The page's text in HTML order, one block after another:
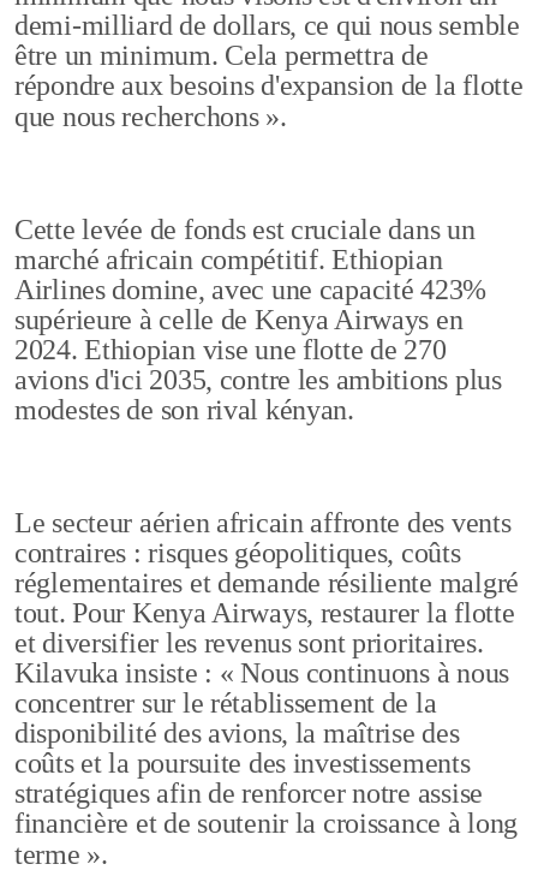
demi-milliard de dollars, ce qui nous semble
être un minimum. Cela permettra de
répondre aux besoins d'expansion de la flotte
que nous recherchons ».
Cette levée de fonds est cruciale dans un
marché africain compétitif. Ethiopian
Airlines domine, avec une capacité 423%
supérieure à celle de Kenya Airways en
2024. Ethiopian vise une flotte de 270
avions d'ici 2035, contre les ambitions plus
modestes de son rival kényan.
Le secteur aérien africain affronte des vents
contraires : risques géopolitiques, coûts
réglementaires et demande résiliente malgré
tout. Pour Kenya Airways, restaurer la flotte
et diversifier les revenus sont prioritaires.
Kilavuka insiste : « Nous continuons à nous
concentrer sur le rétablissement de la
disponibilité des avions, la maîtrise des
coûts et la poursuite des investissements
stratégiques afin de renforcer notre assise
financière et de soutenir la croissance à long
terme ».